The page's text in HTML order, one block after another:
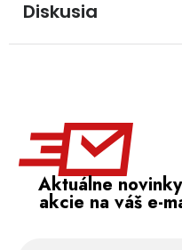
Diskusia
Aktuálne
akcie na váš e-